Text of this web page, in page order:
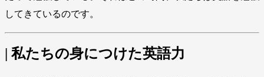
してきているのです。
| 私たちの身につけた英語力